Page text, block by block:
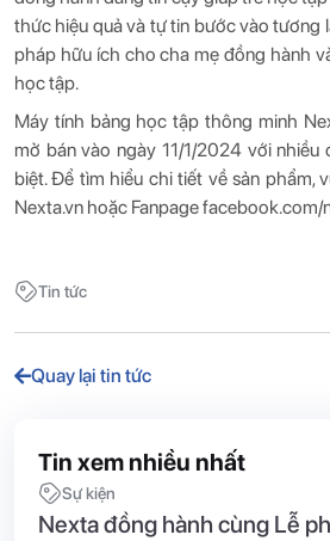
​​thức hiệu quả và tự tin bước vào tương
pháp hữu ích cho cha mẹ đồng hành
học tập.
Máy tính bảng học tập thông minh
mở bán vào ngày 11/1/2024 với
biệt. Để tìm hiểu chi tiết về sản phẩm,
Nexta.vn hoặc Fanpagefacebook.com/
Tin tức
Quay lại tin tức
Tin xem nhiều nhất
Sự kiện
Nexta đồng hành cùng Lễ